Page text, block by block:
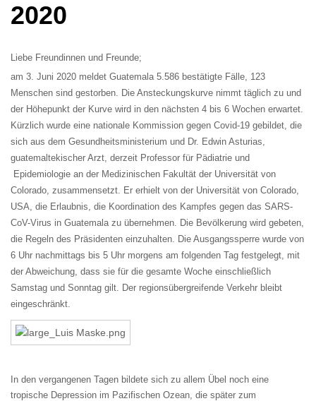
2020
Liebe Freundinnen und Freunde;
am 3. Juni 2020 meldet Guatemala 5.586 bestätigte Fälle, 123
Menschen sind gestorben. Die Ansteckungskurve nimmt täglich zu und
der Höhepunkt der Kurve wird in den nächsten 4 bis 6 Wochen erwartet.
Kürzlich wurde eine nationale Kommission gegen Covid-19 gebildet, die
sich aus dem Gesundheitsministerium und Dr. Edwin Asturias,
guatemaltekischer Arzt, derzeit Professor für Pädiatrie und
Epidemiologie an der Medizinischen Fakultät der Universität von
Colorado, zusammensetzt. Er erhielt von der Universität von Colorado,
USA, die Erlaubnis, die Koordination des Kampfes gegen das SARS-
CoV-Virus in Guatemala zu übernehmen. Die Bevölkerung wird gebeten,
die Regeln des Präsidenten einzuhalten. Die Ausgangssperre wurde von
6 Uhr nachmittags bis 5 Uhr morgens am folgenden Tag festgelegt, mit
der Abweichung, dass sie für die gesamte Woche einschließlich
Samstag und Sonntag gilt. Der regionsübergreifende Verkehr bleibt
eingeschränkt.
In den vergangenen Tagen bildete sich zu allem Übel noch eine
tropische Depression im Pazifischen Ozean, die später zum